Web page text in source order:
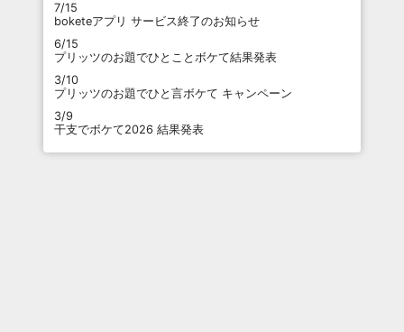
7/15
boketeアプリ サービス終了のお知らせ
6/15
プリッツのお題でひとことボケて結果発表
3/10
プリッツのお題でひと言ボケて キャンペーン
3/9
干支でボケて2026 結果発表